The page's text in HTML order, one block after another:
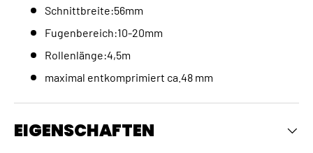
Schnittbreite:56mm
Fugenbereich:10-20mm
Rollenlänge:4,5m
maximal entkomprimiert ca.48 mm
EIGENSCHAFTEN